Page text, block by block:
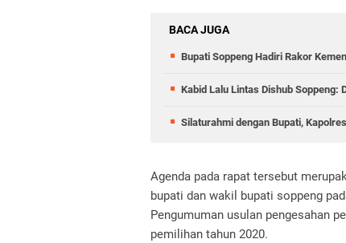
BACA JUGA
Bupati Soppeng Hadiri Rakor
Kabid Lalu Lintas Dishub Soppeng:
Silaturahmi dengan Bupati,
Agenda pada rapat tersebut
bupati dan wakil bupati soppeng
Pengumuman usulan pengesahan
pemilihan tahun 2020.